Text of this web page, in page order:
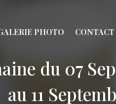
PHOTO CONTACT
du 07
au 11